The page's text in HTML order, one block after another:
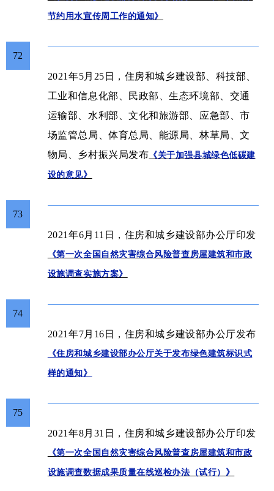
节约用水宣传周工作的通知》
72
2021年5月25日，住房和城乡建设部、科技部、
工业和信息化部、民政部、生态环境部、交通
运输部、水利部、文化和旅游部、应急部、市
场监管总局、体育总局、能源局、林草局、文
物局、乡村振兴局发布 《关于加强县城绿色低碳建
设的意见》
73
2021年6月11日，住房和城乡建设部办公厅印发
《第一次全国自然灾害综合风险普查房屋建筑和市政
设施调查实施方案》
74
2021年7月16日，住房和城乡建设部办公厅发布
《住房和城乡建设部办公厅关于发布绿色建筑标识式
样的通知》
75
2021年8月31日，住房和城乡建设部办公厅印发
《第一次全国自然灾害综合风险普查房屋建筑和市政
设施调查数据成果质量在线巡检办法（试行）》